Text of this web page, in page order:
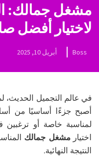
مشغل جمالك:
لاختيار أفضل
Boss أبريل 10, 2025
في عالم التجميل الحديث،
أصبح جزءًا أساسيًا من
لمناسبة خاصة أو ترغبين
اختيارمشغل جمالك
النتيجة النهائية.